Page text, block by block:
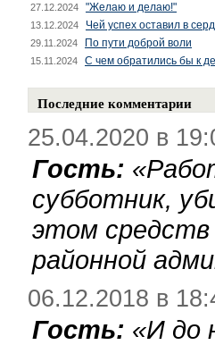
27.12.2024 "Желаю и делаю!"
13.12.2024 Чей успех оставил в
29.11.2024 По пути доброй воли
15.11.2024 С чем обратились бы к
Последние комментарии
25.04.2020 в
Гость: «
субботник,
этом
районной
06.12.2018 в
Гость: «И до